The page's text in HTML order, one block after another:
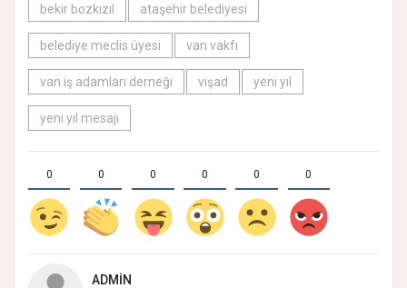
bekir bozkızıl
ataşehir belediyesi
belediye meclis üyesi van vakfı
van iş adamları derneği vişad yeni yıl
yeni yıl mesajı
0 0 0 0 0 0
ADMIN